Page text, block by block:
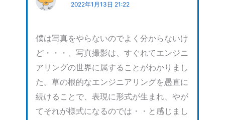
2022年1月13日 21:22
僕は写真をやらないのでよく分からないけ
ど・・・、写真撮影は、すぐれてエンジニ
アリングの世界に属することがわかりまし
た。草の根的なエンジニアリングを愚直に
続けることで、表現に形式が生まれ、やが
てそれが様式になるのでは・・と感じまし